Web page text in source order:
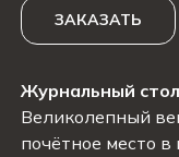
ЗАКАЗАТЬ
Журнальный
Великолепный
почётное место